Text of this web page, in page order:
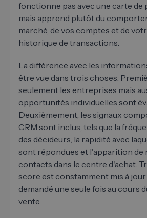
fonctionne pas avec une carte de
mais apprend plutôt du
marché, de vos comptes et de
historique de transactions.
La différence avec les
être vue dans trois choses.
seulement les entreprises mais
opportunités individuelles sont
Deuxièmement, les signaux
CRM sont inclus, tels que la
des décideurs, la rapidité avec
sont répondues et l'apparition de
contacts dans le centre d'achat.
score est constamment mis à jour
demandé une seule fois au cours
vente.